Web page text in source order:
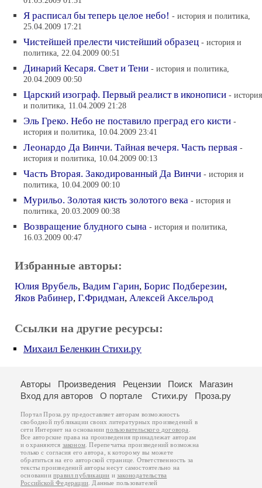
Я расписал бы теперь целое небо! - история и политика,
25.04.2009 17:21
Чистейшей прелести чистейший образец - история и
политика, 22.04.2009 00:51
Динарий Кесаря. Свет и Тени - история и политика,
20.04.2009 00:50
Царский изограф. Первый реалист в иконописи - история
и политика, 11.04.2009 21:28
Эль Греко. Небо не поставило преград его кисти -
история и политика, 10.04.2009 23:41
Леонардо Да Винчи. Тайная вечеря. Часть первая -
история и политика, 10.04.2009 00:13
Часть Вторая. Закодированный Да Винчи - история и
политика, 10.04.2009 00:10
Мурильо. Золотая кисть золотого века - история и
политика, 20.03.2009 00:38
Возвращение блудного сына - история и политика,
16.03.2009 00:47
Избранные авторы:
Юлия Врубель, Вадим Гарин, Борис Подберезин,
Яков Рабинер, Г.Фридман, Алексей Аксельрод
Ссылки на другие ресурсы:
Михаил Беленкин Стихи.ру
Авторы Произведения Рецензии Поиск
Магазин
Вход для авторов
О портале Стихи.ру Проза.ру
Портал Проза.ру предоставляет авторам возможность
свободной публикации своих литературных произведений в
сети Интернет на основаниипользовательского договора.
Все авторские права на произведения принадлежат авторам
и охраняются законом. Перепечатка произведений возможна
только с согласия его автора, к которому вы можете
обратиться на его авторской странице. Ответственность за
тексты произведений авторы несут самостоятельно на
основанииправил публикации изаконодательства
Российской Федерации. Данные пользователей